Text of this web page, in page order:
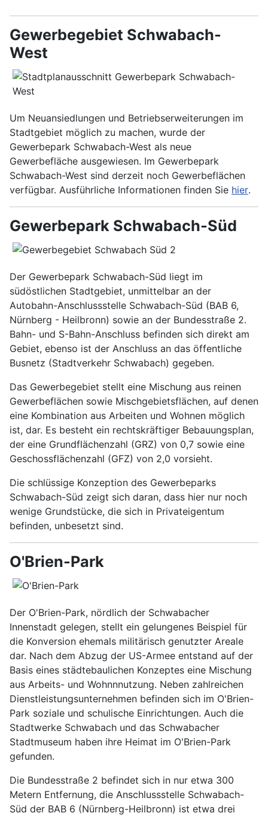
Gewerbegebiet Schwabach-
West
Um Neuansiedlungen und Betriebserweiterungen im
Stadtgebiet möglich zu machen, wurde der
Gewerbepark Schwabach-West als neue
Gewerbefläche ausgewiesen. Im Gewerbepark
Schwabach-West sind derzeit noch Gewerbeflächen
verfügbar. Ausführliche Informationen finden Sie hier.
Gewerbepark Schwabach-Süd
Der Gewerbepark Schwabach-Süd liegt im
südöstlichen Stadtgebiet, unmittelbar an der
Autobahn-Anschlussstelle Schwabach-Süd (BAB 6,
Nürnberg - Heilbronn) sowie an der Bundesstraße 2.
Bahn- und S-Bahn-Anschluss befinden sich direkt am
Gebiet, ebenso ist der Anschluss an das öffentliche
Busnetz (Stadtverkehr Schwabach) gegeben.
Das Gewerbegebiet stellt eine Mischung aus reinen
Gewerbeflächen sowie Mischgebietsflächen, auf denen
eine Kombination aus Arbeiten und Wohnen möglich
ist, dar. Es besteht ein rechtskräftiger Bebauungsplan,
der eine Grundflächenzahl (GRZ) von 0,7 sowie eine
Geschossflächenzahl (GFZ) von 2,0 vorsieht.
Die schlüssige Konzeption des Gewerbeparks
Schwabach-Süd zeigt sich daran, dass hier nur noch
wenige Grundstücke, die sich in Privateigentum
befinden, unbesetzt sind.
O'Brien-Park
Der O'Brien-Park, nördlich der Schwabacher
Innenstadt gelegen, stellt ein gelungenes Beispiel für
die Konversion ehemals militärisch genutzter Areale
dar. Nach dem Abzug der US-Armee entstand auf der
Basis eines städtebaulichen Konzeptes eine Mischung
aus Arbeits- und Wohnnnutzung. Neben zahlreichen
Dienstleistungsunternehmen befinden sich im O'Brien-
Park soziale und schulische Einrichtungen. Auch die
Stadtwerke Schwabach und das Schwabacher
Stadtmuseum haben ihre Heimat im O'Brien-Park
gefunden.
Die Bundesstraße 2 befindet sich in nur etwa 300
Metern Entfernung, die Anschlussstelle Schwabach-
Süd der BAB 6 (Nürnberg-Heilbronn) ist etwa drei